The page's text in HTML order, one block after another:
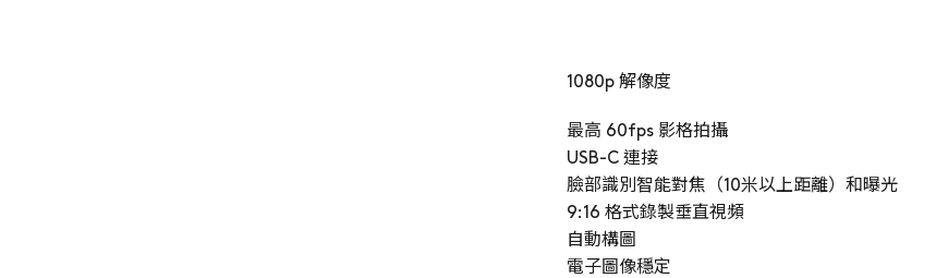
1080p 解像度
最高 60fps 影格拍攝
USB-C 連接
臉部識別智能對焦（10米以上距離）和曝光
9:16 格式錄製垂直視頻
自動構圖
電子圖像穩定